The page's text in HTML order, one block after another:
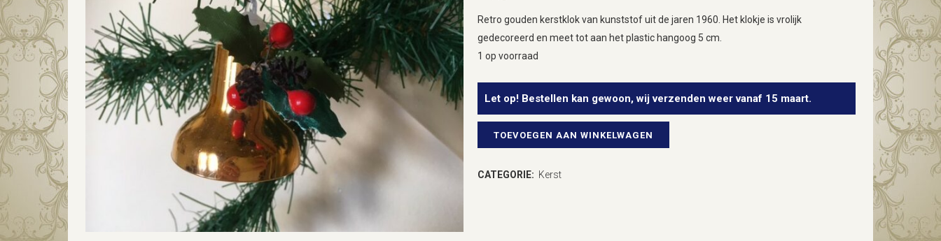
Retro gouden kerstklok van kunststof uit de jaren 1960. Het klokje is vrolijk
gedecoreerd en meet tot aan het plastic hangoog 5 cm.
1 op voorraad
Let op! Bestellen kan gewoon, wij verzenden weer vanaf 15 maart.
RetroTOEVOEGEN AAN WINKELWAGEN
CATEGORIE: Kerst